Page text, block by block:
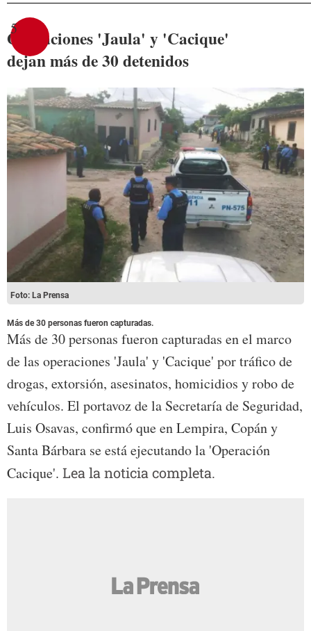
5
Operaciones 'Jaula' y 'Cacique'
dejan más de 30 detenidos
Foto: La Prensa
Más de 30 personas fueron capturadas.
Más de 30 personas fueron capturadas en el marco
de las operaciones 'Jaula' y 'Cacique' por tráfico de
drogas, extorsión, asesinatos, homicidios y robo de
vehículos. El portavoz de la Secretaría de Seguridad,
Luis Osavas, confirmó que en Lempira, Copán y
Santa Bárbara se está ejecutando la 'Operación
Cacique'. Lea la noticia completa.